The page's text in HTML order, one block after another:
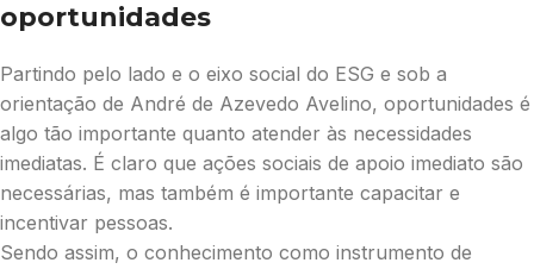
oportunidades
Partindo pelo lado e o eixo social do ESG e sob a
orientação de André de Azevedo Avelino, oportunidades é
algo tão importante quanto atender às necessidades
imediatas. É claro que ações sociais de apoio imediato são
necessárias, mas também é importante capacitar e
incentivar pessoas.
Sendo assim, o conhecimento como instrumento de